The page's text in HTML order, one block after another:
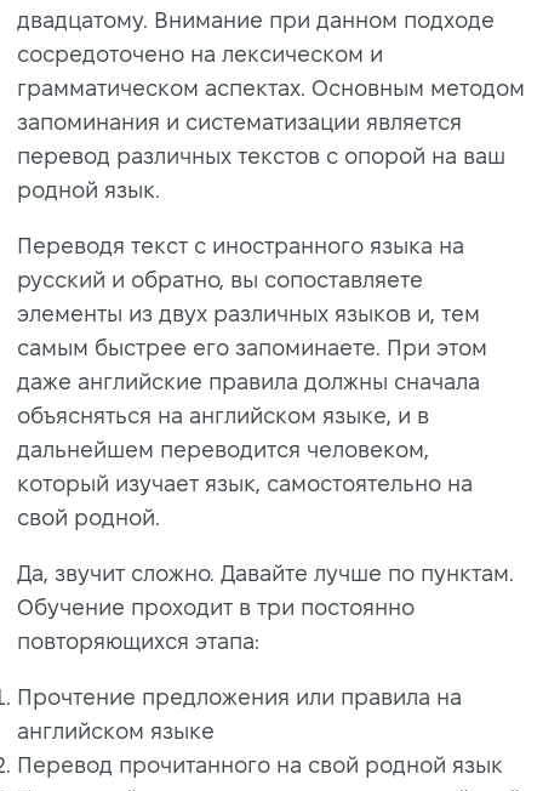
двадцатому. Внимание при данном подходе
сосредоточено на лексическом и
грамматическом аспектах. Основным методом
запоминания и систематизации является
перевод различных текстов с опорой на ваш
родной язык.
Переводя текст с иностранного языка на
русский и обратно, вы сопоставляете
элементы из двух различных языков и, тем
самым быстрее его запоминаете. При этом
даже английские правила должны сначала
объясняться на английском языке, и в
дальнейшем переводится человеком,
который изучает язык, самостоятельно на
свой родной.
Да, звучит сложно. Давайте лучше по пунктам.
Обучение проходит в три постоянно
повторяющихся этапа:
Прочтение предложения или правила на
английском языке
Перевод прочитанного на свой родной язык